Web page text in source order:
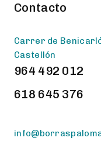
Contacto
Carrer de
Castellón
964 492 012
618 645 376